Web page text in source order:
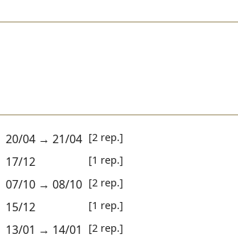
20/04→ 21/04 [2 rep.]
17/12 [1 rep.]
07/10→ 08/10 [2 rep.]
15/12 [1 rep.]
13/01 → 14/01 [2 rep.]